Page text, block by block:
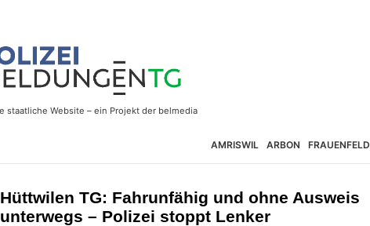
AMRISWIL ARBON FRAUENFELD
Hüttwilen TG: Fahrunfähig und ohne Ausweis
unterwegs – Polizei stoppt Lenker